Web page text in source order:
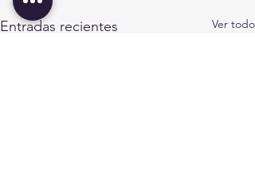
Entradas recientes Ver todo